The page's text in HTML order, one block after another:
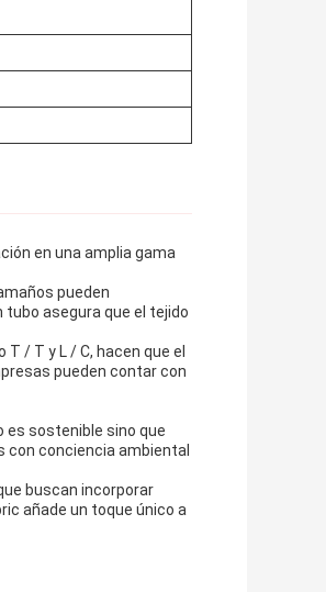
en una amplia gama
pueden
tubo asegura que el tejido
/ T y L / C, hacen que el
pueden contar con
es sostenible sino que
conciencia ambiental
buscan incorporar
añade un toque único a